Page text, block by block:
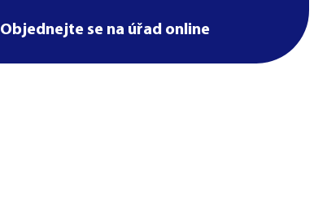
Objednejte se na úřad online